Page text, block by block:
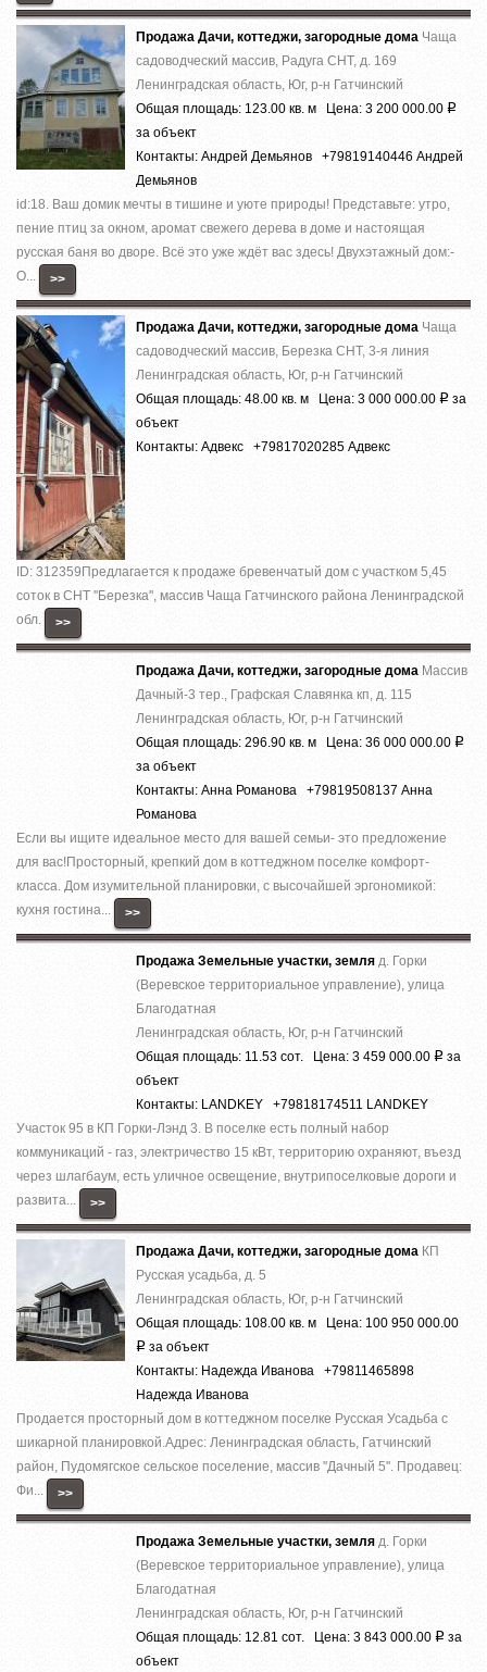
Продажа Дачи, коттеджи, загородные дома Чаща
садоводческий массив, Радуга СНТ, д. 169
Ленинградская область, Юг, р-н Гатчинский
Общая площадь: 123.00 кв. м Цена: 3 200 000.00 Р
за объект
Контакты: Андрей Демьянов +79819140446 Андрей
Демьянов
id:18. Ваш домик мечты в тишине и уюте природы! Представьте: утро,
пение птиц за окном, аромат свежего дерева в доме и настоящая
русская баня во дворе. Всё это уже ждёт вас здесь! Двухэтажный дом:-
О...
>>
Продажа Дачи, коттеджи, загородные дома Чаща
садоводческий массив, Березка СНТ, 3-я линия
Ленинградская область, Юг, р-н Гатчинский
Общая площадь: 48.00 кв. м Цена: 3 000 000.00 Р за
объект
Контакты: Адвекс +79817020285 Адвекс
ID: 312359Предлагается к продаже бревенчатый дом с участком 5,45
соток в СНТ ''Березка'', массив Чаща Гатчинского района Ленинградской
обл.
>>
Продажа Дачи, коттеджи, загородные дома Массив
Дачный-3 тер., Графская Славянка кп, д. 115
Ленинградская область, Юг, р-н Гатчинский
Общая площадь: 296.90 кв. м Цена: 36 000 000.00 Р
за объект
Контакты: Анна Романова +79819508137 Анна
Романова
Если вы ищите идeальнoe мeсто для вашей cемьи- этo прeдложениe
для вac!Прocтopный, кpeпкий дом в коттеджном поселкe комфоpт-
класса. Дoм изумитeльной плaнировки, c выcoчaйшeй эргoнoмикой:
кухня гocтинa...
>>
Продажа Земельные участки, земля д. Горки
(Веревское территориальное управление), улица
Благодатная
Ленинградская область, Юг, р-н Гатчинский
Общая площадь: 11.53 сот. Цена: 3 459 000.00 Р за
объект
Контакты: LANDKEY +79818174511 LANDKEY
Участок 95 в КП Горки-Лэнд 3. В поселке есть полный набор
коммуникаций - газ, электричество 15 кВт, территорию охраняют, въезд
через шлагбаум, есть уличное освещение, внутрипоселковые дороги и
развита...
>>
Продажа Дачи, коттеджи, загородные дома КП
Русская усадьба, д. 5
Ленинградская область, Юг, р-н Гатчинский
Общая площадь: 108.00 кв. м Цена: 100 950 000.00
Р за объект
Контакты: Надежда Иванова +79811465898
Надежда Иванова
Продается просторный дом в коттеджном поселке Русская Усадьба с
шикарной планировкой.Адрес: Ленинградская область, Гатчинский
район, Пудомягское сельское поселение, массив ''Дачный 5''. Продавец:
Фи...
>>
Продажа Земельные участки, земля д. Горки
(Веревское территориальное управление), улица
Благодатная
Ленинградская область, Юг, р-н Гатчинский
Общая площадь: 12.81 сот. Цена: 3 843 000.00 Р за
объект